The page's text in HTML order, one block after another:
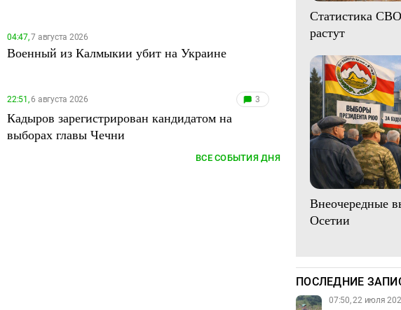
04:47,7 августа 2026
Военный из Калмыкии убит на Украине
22:51,6 августа 2026 3
Кадыров зарегистрирован кандидатом на
выборах главы Чечни
ВСЕ СОБЫТИЯ ДНЯ
Статистика
растут
Внеочередные
Осетии
ПОСЛЕДНИЕ
07:50, 22 июля